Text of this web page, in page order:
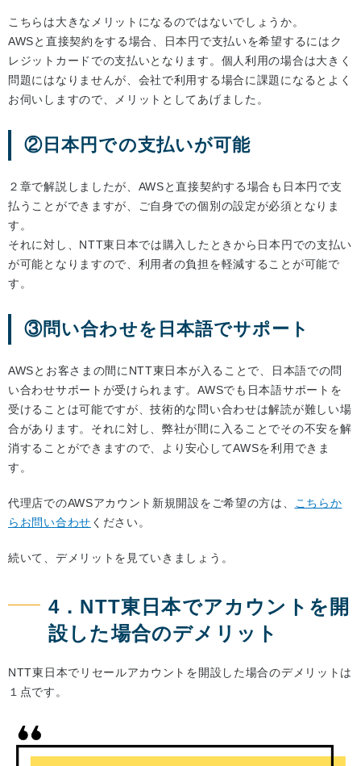
こちらは大きなメリットになるのではないでしょうか。
AWSと直接契約をする場合、日本円で支払いを希望するにはク
レジットカードでの支払いとなります。個人利用の場合は大きく
問題にはなりませんが、会社で利用する場合に課題になるとよく
お伺いしますので、メリットとしてあげました。
②日本円での支払いが可能
２章で解説しましたが、AWSと直接契約する場合も日本円で支
払うことができますが、ご自身での個別の設定が必須となりま
す。
それに対し、NTT東日本では購入したときから日本円での支払い
が可能となりますので、利用者の負担を軽減することが可能で
す。
③問い合わせを日本語でサポート
AWSとお客さまの間にNTT東日本が入ることで、日本語での問
い合わせサポートが受けられます。AWSでも日本語サポートを
受けることは可能ですが、技術的な問い合わせは解読が難しい場
合があります。それに対し、弊社が間に入ることでその不安を解
消することができますので、より安心してAWSを利用できま
す。
代理店でのAWSアカウント新規開設をご希望の方は、
こちらか
らお問い合わせ ください。
続いて、デメリットを見ていきましょう。
4．NTT東日本でアカウントを開
設した場合のデメリット
NTT東日本でリセールアカウントを開設した場合のデメリットは
１点です。